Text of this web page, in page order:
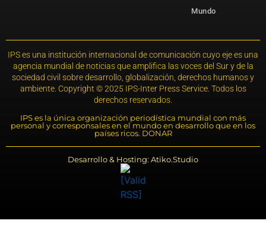
Mundo
IPS es una institución internacional de comunicación cuyo eje es una
agencia mundial de noticias que amplifica las voces del Sur y de la
sociedad civil sobre desarrollo, globalización, derechos humanos y
ambiente. Copyright © 2025 IPS-Inter Press Service. Todos los
derechos reservados.
IPS es la única organización periodística mundial con más
personal y corresponsales en el mundo en desarrollo que en los
países ricos. DONAR
Desarrollo & Hosting: Atiko.Studio